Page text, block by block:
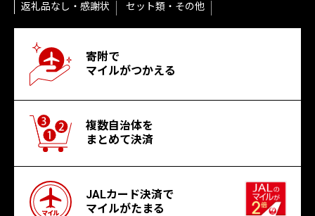
返礼品なし・感謝状
セット類・その他
寄附で
マイルがつかえる
複数自治体を
まとめて決済
JALカード決済で
マイルがたまる